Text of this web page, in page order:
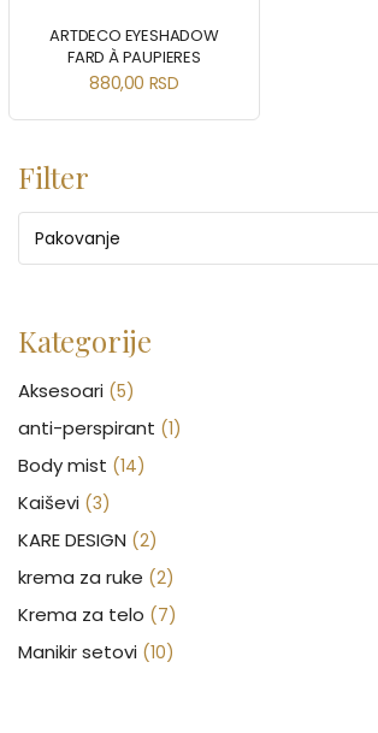
ARTDECO EYESHADOW
FARD À PAUPIERES
880,00 RSD
Filter
Pakovanje
Kategorije
Aksesoari (5)
anti-perspirant (1)
Body mist (14)
Kaiševi (3)
KARE DESIGN (2)
krema za ruke (2)
Krema za telo (7)
Manikir setovi (10)